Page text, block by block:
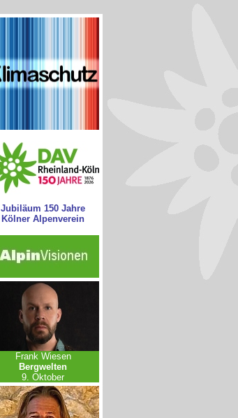
Jubiläum 150 Jahre
Kölner Alpenverein
Frank Wiesen
Bergwelten
9. Oktober